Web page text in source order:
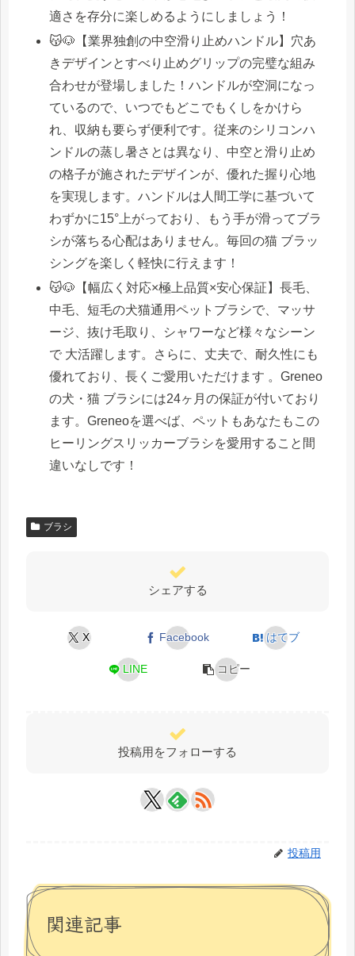
適さを存分に楽しめるようにしましょう！
😽🐶【業界独創の中空滑り止めハンドル】穴あ
きデザインとすべり止めグリップの完璧な組み
合わせが登場しました！ハンドルが空洞になっ
ているので、いつでもどこでもくしをかけら
れ、収納も要らず便利です。従来のシリコンハ
ンドルの蒸し暑さとは異なり、中空と滑り止め
の格子が施されたデザインが、優れた握り心地
を実現します。ハンドルは人間工学に基づいて
わずかに15°上がっており、もう手が滑ってブラ
シが落ちる心配はありません。毎回の猫 ブラッ
シングを楽しく軽快に行えます！
😽🐶【幅広く対応×極上品質×安心保証】長毛、
中毛、短毛の犬猫通用ペットブラシで、マッサ
ージ、抜け毛取り、シャワーなど様々なシーン
で 大活躍します。さらに、丈夫で、耐久性にも
優れており、長くご愛用いただけます 。Greneo
の犬・猫 ブラシには24ヶ月の保証が付いており
ます。Greneoを選べば、ペットもあなたもこの
ヒーリングスリッカーブラシを愛用すること間
違いなしです！
ブラシ
シェアする
X Facebook はてブ
LINE コピー
投稿用をフォローする
投稿用
関連記事